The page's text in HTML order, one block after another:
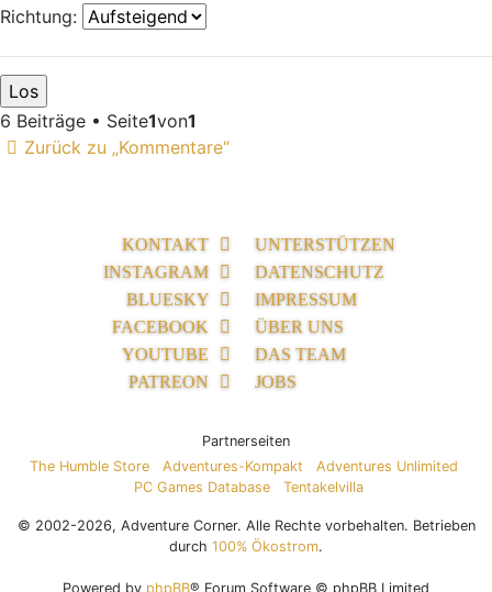
Richtung:
6 Beiträge • Seite1von1
Zurück zu „Kommentare“
KONTAKT
INSTAGRAM
BLUESKY
FACEBOOK
YOUTUBE
PATREON
UNTERSTÜTZEN
DATENSCHUTZ
IMPRESSUM
ÜBER UNS
DAS TEAM
JOBS
Partnerseiten
The Humble Store
Adventures-Kompakt
Adventures Unlimited
PC Games Database
Tentakelvilla
© 2002-2026, Adventure Corner. Alle Rechte vorbehalten. Betrieben
durch 100% Ökostrom.
Powered by phpBB® Forum Software © phpBB Limited